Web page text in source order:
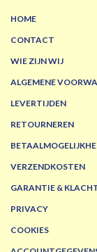
HOME
CONTACT
WIE ZIJN WIJ
ALGEMENE
LEVERTIJDEN
RETOURNEREN
VERZENDKOSTEN
GARANTIE &
PRIVACY
COOKIES